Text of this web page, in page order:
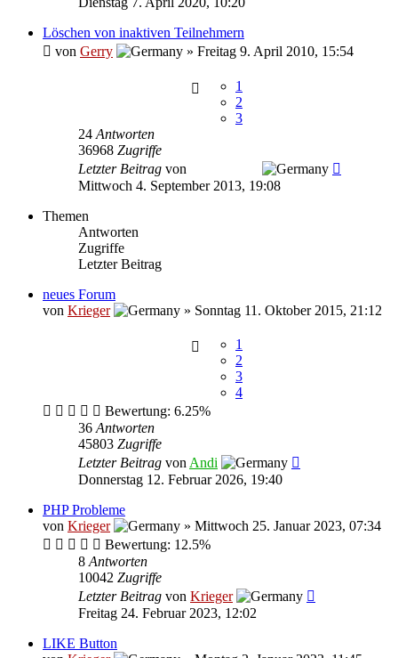
Löschen von inaktiven Teilnehmern
von Gerry » Freitag 9. April 2010, 15:54
1
2
3
24 Antworten
36968 Zugriffe
Letzter Beitrag von
Mittwoch 4. September 2013, 19:08
Themen
Antworten
Zugriffe
Letzter Beitrag
neues Forum
von Krieger » Sonntag 11. Oktober 2015, 21:12
1
2
3
4
Bewertung: 6.25%
36 Antworten
45803 Zugriffe
Letzter Beitrag von Andi
Donnerstag 12. Februar 2026, 19:40
PHP Probleme
von Krieger » Mittwoch 25. Januar 2023, 07:34
Bewertung: 12.5%
8 Antworten
10042 Zugriffe
Letzter Beitrag von Krieger
Freitag 24. Februar 2023, 12:02
LIKE Button